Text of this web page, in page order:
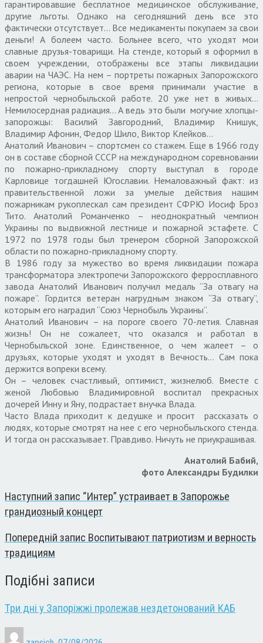
гарантировавшие бесплатное медицинское обслуживание,
другие льготы. Однако на сегодняшний день все это
фактически отсутствует… Все медикаменты покупаем за свои
деньги! А болеем часто. Больнее всего, что уходят мои
славные друзья-товарищи. На стенде, который я оформил в
своем учреждении, отображены все этапы ликвидации
аварии на ЧАЭС. На нем – портреты пожарных Запорожского
региона, которые в свое время принимали участие в
непростой чернобыльской работе. 20 уже нет в живых…
Немилосердная радиация… А ведь это были могучие хлопцы-
запорожцы: Василий Завгородний, Владимир Книшук,
Владимир Афонин, Федор Шило, Виктор Клейков…
Анатолий Иванович – спортсмен со стажем. Еще в 1966 году
он в составе сборной СССР на международном соревновании
по пожарно-прикладному спорту выступал в городе
Карловице тогдашней Югославии. Немаловажный факт: из
правительственной ложи за умелые действия нашим
пожарникам рукоплескал сам президент СФРЮ Иосиф Броз
Тито. Анатолий Романченко – неоднократный чемпион
Украины по выдвижной лестнице и пожарной эстафете. С
1972 по 1978 годы был тренером сборной Запорожской
области по пожарно-прикладному спорту.
В 1986 году за мужество во время ликвидации пожара
трансформатора электропечи Запорожского ферросплавного
завода Анатолий Иванович получил медаль “За отвагу на
пожаре”. Гордится ветеран нагрудным знаком “За отвагу”,
которым его наградил “Союз Чернобыль Украины”.
Анатолий Иванович – на пороге своего 70-летия. Славная
жизнь! Он не сожалеет, что оказался и работал в
Чернобыльской зоне. Единственное, о чем жалеет – о
друзьях, которые уходят и уходят в Вечность… Сам пока
держится вопреки всему.
Он – человек счастливый, оптимист, жизнелюб. Вместе с
женой Любовью Владимировной воспитал прекрасных
дочерей Инну и Яну, подрастает внучка Влада.
Часто Влада приходит к дедушке и просит рассказать о
людях, которые смотрят на нее с его чернобыльского стенда.
И тогда он рассказывает. Правдиво. Ничуть не приукрашивая.
Анатолий Бабий,
фото Александры Будилки
Наступний запис “Интер” устраивает в Запорожье
грандиозный концерт
Попередній запис Воспитывают патриотизм и верность
традициям
Подібні записи
Три дні у Запоріжжі пролежав нездетонований КАБ